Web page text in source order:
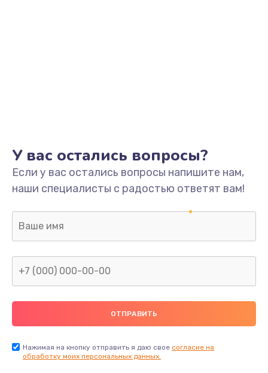
У вас остались вопросы?
Если у вас остались вопросы напишите нам,
наши специалисты с радостью ответят вам!
Нажимая на кнопку отправить я даю свое согласие на
обработку моих персональных данных.